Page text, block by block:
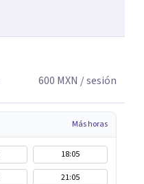
600 MXN / sesión
Más horas
18:05
21:05